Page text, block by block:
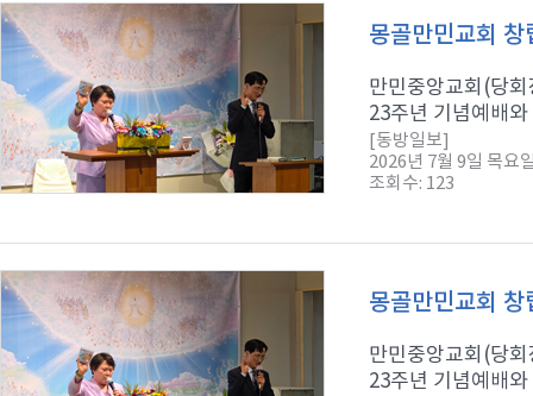
몽골만민교회
만민중앙교회(당
23주년 기념예배
[동방일보]
2026년 7월 9일 목요
조회수: 123
몽골만민교회
만민중앙교회(당
23주년 기념예배